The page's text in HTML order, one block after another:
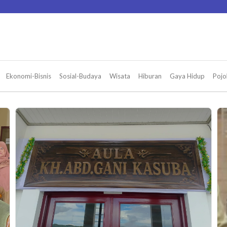
Ekonomi-Bisnis Sosial-Budaya Wisata Hiburan Gaya Hidup